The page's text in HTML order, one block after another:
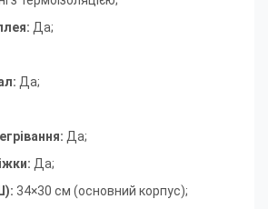
: Да;
: Да;
: Да;
: Да;
: 34×30 см (основний корпус);